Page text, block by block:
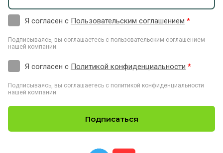
Я согласен с Пользовательским соглашением *
Подписываясь, вы соглашаетесь с пользовательским соглашением
нашей компании.
Я согласен с Политикой конфиденциальности *
Подписываясь, вы соглашаетесь с политикой конфиденциальности
нашей компании.
Подписаться